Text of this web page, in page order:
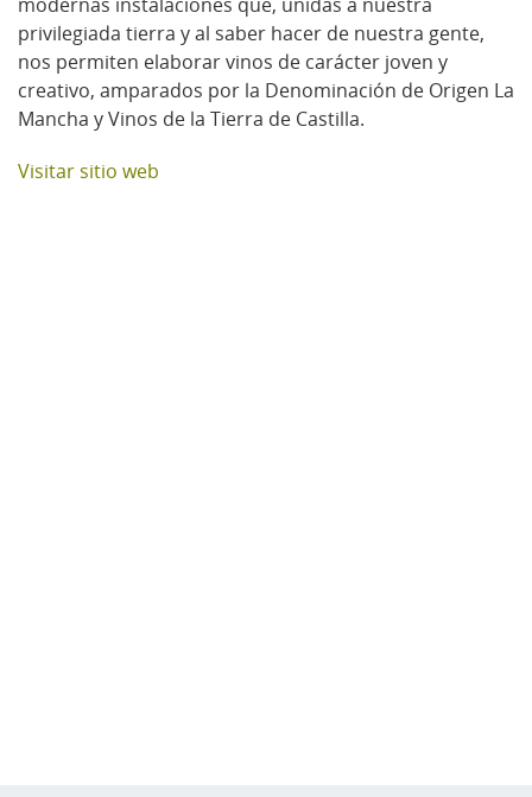
privilegiada tierra y al saber hacer de nuestra gente,
nos permiten elaborar vinos de carácter joven y
creativo, amparados por la Denominación de Origen La
Mancha y Vinos de la Tierra de Castilla.
Visitar sitio web